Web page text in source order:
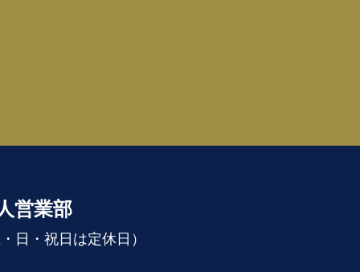
営業部
日・祝日は定休日）